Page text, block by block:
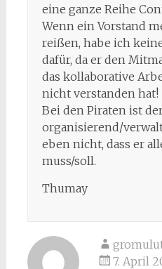
eine ganze Reihe
Wenn ein Vorstand
reißen, habe ich
dafür, da er den
das kollaborative
nicht verstanden hat!
Bei den Piraten ist
organisierend/
eben nicht, dass er
muss/soll.
Thumay
7. April